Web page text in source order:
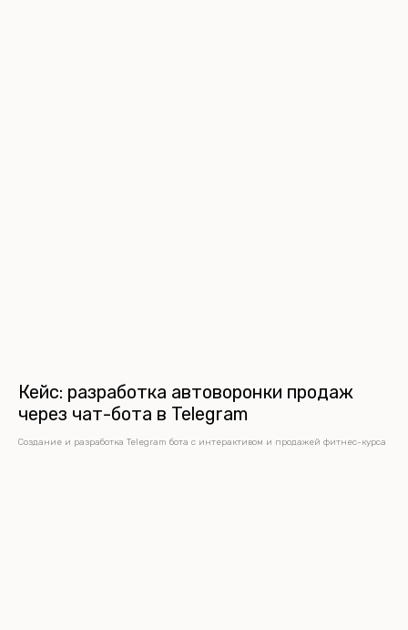
Кейс: разработка автоворонки продаж
через чат-бота в Telegram
Создание и разработка Telegram бота с интерактивом и продажей фитнес-курса